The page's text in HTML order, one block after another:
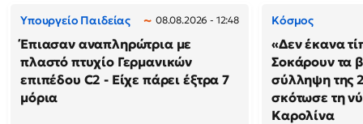
Υπουργείο Παιδείας 08.08.2026 - 12:48
Έπιασαν αναπληρώτρια με
πλαστό πτυχίο Γερμανικών
επιπέδου C2 - Είχε πάρει έξτρα 7
μόρια
Κόσμος
«Δεν έκανα
Σοκάρουν τα
σύλληψη της
σκότωσε τη
Καρολίνα